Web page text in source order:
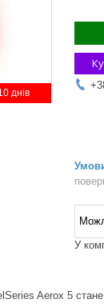
днів
У
Aerox 5